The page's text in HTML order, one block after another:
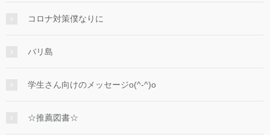
コロナ対策僕なりに
バリ島
学生さん向けのメッセージo(^-^)o
☆推薦図書☆